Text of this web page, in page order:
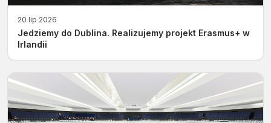
20 lip 2026
Jedziemy do Dublina. Realizujemy projekt Erasmus+ w
Irlandii